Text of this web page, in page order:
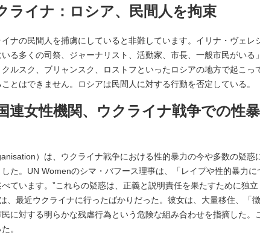
ライナ：ロシア、民間人を拘束
ナの民間人を捕虜にしていると非難しています。イリナ・ヴェレ
る多くの司祭、ジャーナリスト、活動家、市長、一般市民がいる
ルスク、ブリャンスク、ロストフといったロシアの地方で起こっ
とはできません。ロシアは民間人に対する行動を否定している。
連女性機関、ウクライナ戦争での性
）は、ウクライナ戦争における性的暴力の今や多数の疑惑
た。UN Womenのシマ・バフース理事は、「レイプや性的暴力に
ています。”これらの疑惑は、正義と説明責任を果たすために独立
、最近ウクライナに行ったばかりだった。彼女は、大量移住、「
に対する明らかな残虐行為という危険な組み合わせを指摘した。
。